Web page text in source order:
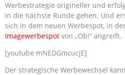
Werbestrategie origineller und
in die nächste Runde gehen. Und
sich in dem neuen Werbespot, in
Imagewerbespot von „Obi“ angreift.
[youtube mNEDGmcucjE]
Der strategische Werbewechsel kann